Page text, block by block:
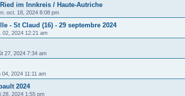
im Innkreis / Haute-Autriche
oct. 18, 2024 8:08 pm
- St Claud (16) - 29 septembre 2024
02, 2024 12:21 am
27, 2024 7:34 am
04, 2024 11:11 am
2024
28, 2024 1:55 pm